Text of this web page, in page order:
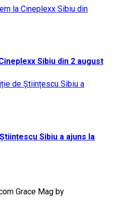
Sibiu din 2 august
Sibiu a ajuns la
Grace Mag by